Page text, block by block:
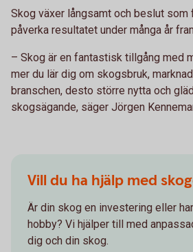
Skog växer långsamt och beslut som
påverka resultatet under många år
– Skog är en fantastisk tillgång med
mer du lär dig om skogsbruk,
branschen, desto större nytta och
skogsägande, säger Jörgen
Vill du ha hjälp med
Är din skog en investering eller
hobby? Vi hjälper till med
dig och din skog.